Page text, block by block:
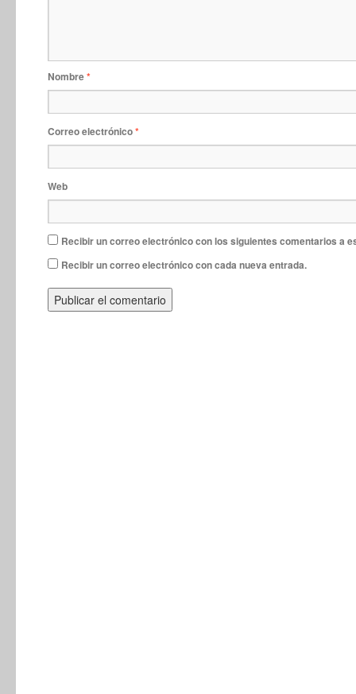
Nombre*
Correo electrónico*
Web
Recibir un correo electrónico con los siguientes comentarios a
Recibir un correo electrónico con cada nueva entrada.